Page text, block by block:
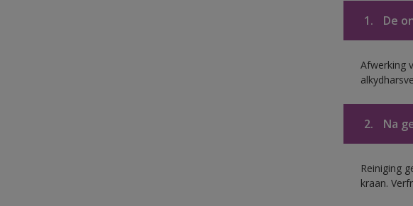
1. De
Afwerking
2. Na
Reiniging
kraan.